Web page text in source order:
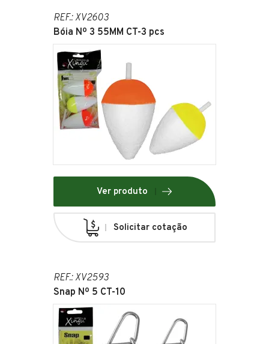
REF.: XV2603
Bóia Nº 3 55MM CT-3 pcs
Ver produto
Solicitar cotação
REF.: XV2593
Snap Nº 5 CT-10